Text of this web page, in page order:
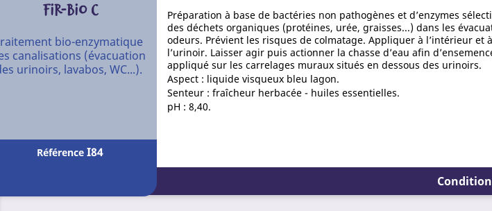
Préparation à base de bactéries non pathogènes et d’enzymes
des déchets organiques (protéines, urée, graisses...) dans les
odeurs. Prévient les risques de colmatage. Appliquer à l’intérieur et
l’urinoir. Laisser agir puis actionner la chasse d’eau afin
appliqué sur les carrelages muraux situés en dessous des urinoirs.
Aspect : liquide visqueux bleu lagon.
Senteur : fraîcheur herbacée - huiles essentielles.
pH : 8,40.
FIR-BIO C
bio-enzymatique
canalisations (évacuation
urinoirs, lavabos, WC...).
Référence I84